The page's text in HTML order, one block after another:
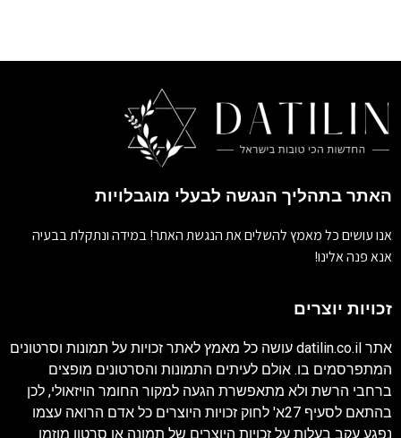
האתר בתהליך הנגשה לבעלי מוגבלויות
אנו עושים כל מאמץ להשלים את הנגשת האתר! במידה ונתקלת בבעיה
אנא פנה אלינו!
זכויות יוצרים
אתר datilin.co.il עושה כל מאמץ לאתר זכויות על תמונות וסרטונים
המתפרסמים בו. אולם לעיתים התמונות והסרטונים מופצים
ברחבי הרשת ולא מתאפשרת הגעה למקור החומר הויזאולי, לכן
בהתאם לסעיף 27א' לחוק זכויות היוצרים כל אדם הרואה עצמו
נפגע עקב בעלות על זכויות היוצרים של תמונה או סרטון מוזמן